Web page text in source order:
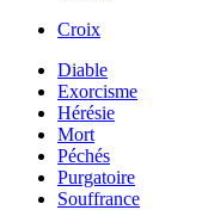
Croix
Diable
Exorcisme
Hérésie
Mort
Péchés
Purgatoire
Souffrance